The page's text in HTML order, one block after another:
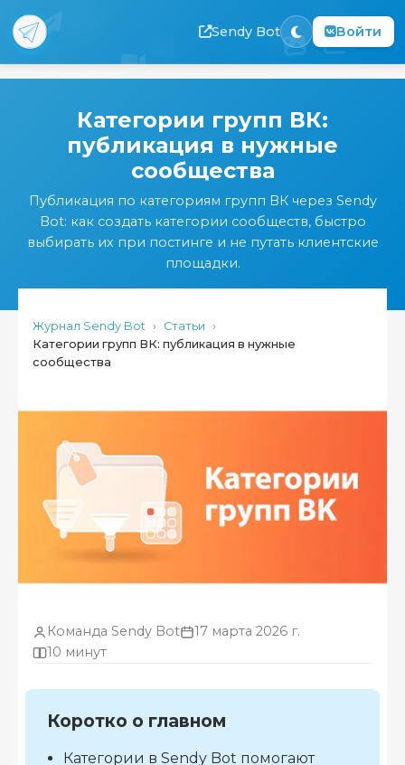
Перейти
основному
содержанию
Sendy Bot Войти
Категории групп ВК:
публикация в нужные
сообщества
Публикация по категориям групп ВК через Sendy
Bot: как создать категории сообществ, быстро
выбирать их при постинге и не путать клиентские
площадки.
Журнал Sendy Bot › Статьи ›
Категории групп ВК: публикация в нужные
сообщества
Команда Sendy Bot
17 марта 2026 г.
10 минут
Коротко о главном
Категории в Sendy Bot помогают